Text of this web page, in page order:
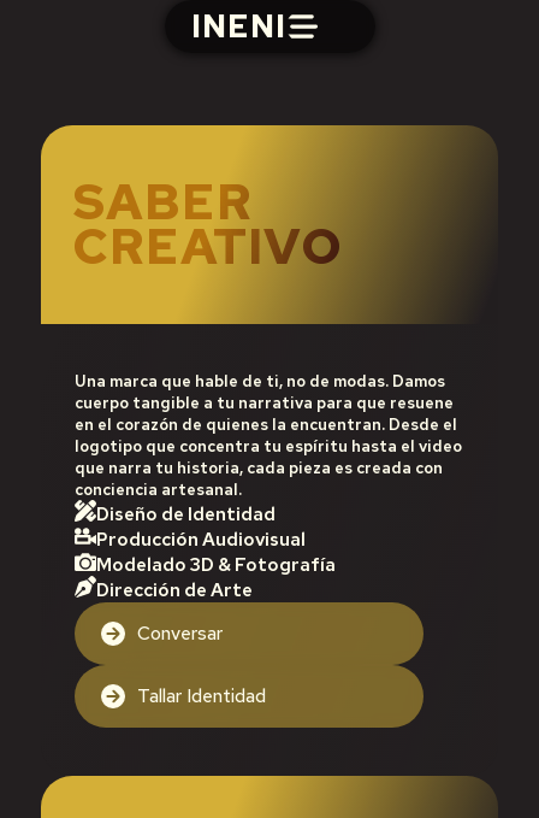
INENI
SABER
CREATIVO
Una marca que hable de ti, no de modas. Damos
cuerpo tangible a tu narrativa para que resuene
en el corazón de quienes la encuentran. Desde el
logotipo que concentra tu espíritu hasta el video
que narra tu historia, cada pieza es creada con
conciencia artesanal.
Diseño de Identidad
Producción Audiovisual
Modelado 3D & Fotografía
Dirección de Arte
Conversar
Tallar Identidad